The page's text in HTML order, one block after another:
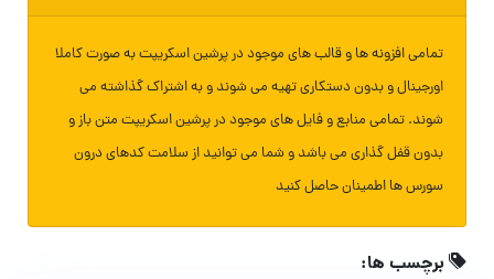
تمامی افزونه ها و قالب های موجود در پرشین اسکریپت به صورت کاملا
اورجینال و بدون دستکاری تهیه می شوند و به اشتراک گذاشته می
شوند. تمامی منابع و فایل های موجود در پرشین اسکریپت متن باز و
بدون قفل گذاری می باشد و شما می توانید از سلامت کدهای درون
سورس ها اطمینان حاصل کنید
برچسب ها: